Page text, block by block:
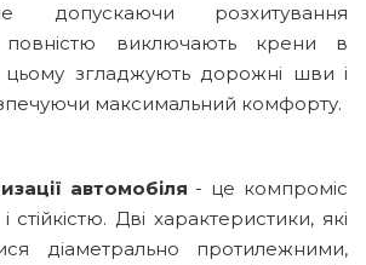
допускаючи розхитування
повністю виключають крени в
згладжують дорожні шви і
максимальний комфорту.
автомобіля - це компроміс
Дві характеристики, які
діаметрально протилежними,